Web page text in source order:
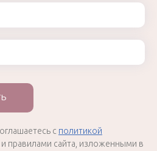
с политикой
и правилами сайта, изложенными в